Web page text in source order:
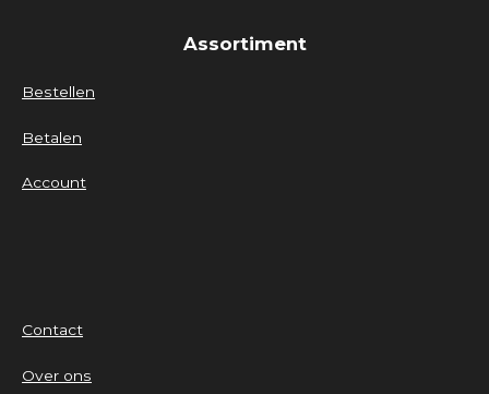
Assortiment
Bestellen
Betalen
Account
Contact
Over ons